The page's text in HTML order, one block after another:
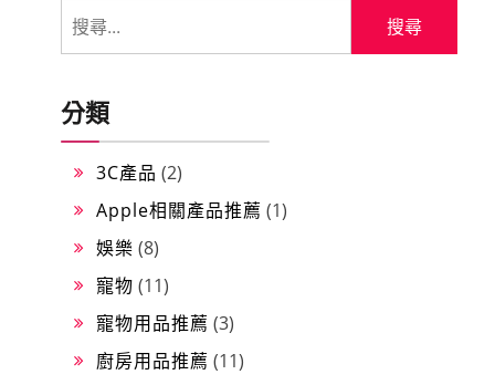
尋
字:
分類
3C產品 (2)
Apple相關產品推薦 (1)
娛樂 (8)
寵物 (11)
寵物用品推薦 (3)
廚房用品推薦 (11)